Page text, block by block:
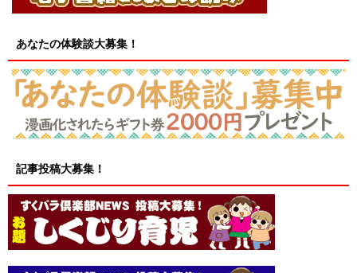
あなたの体験談大募集！
記事投稿大募集！